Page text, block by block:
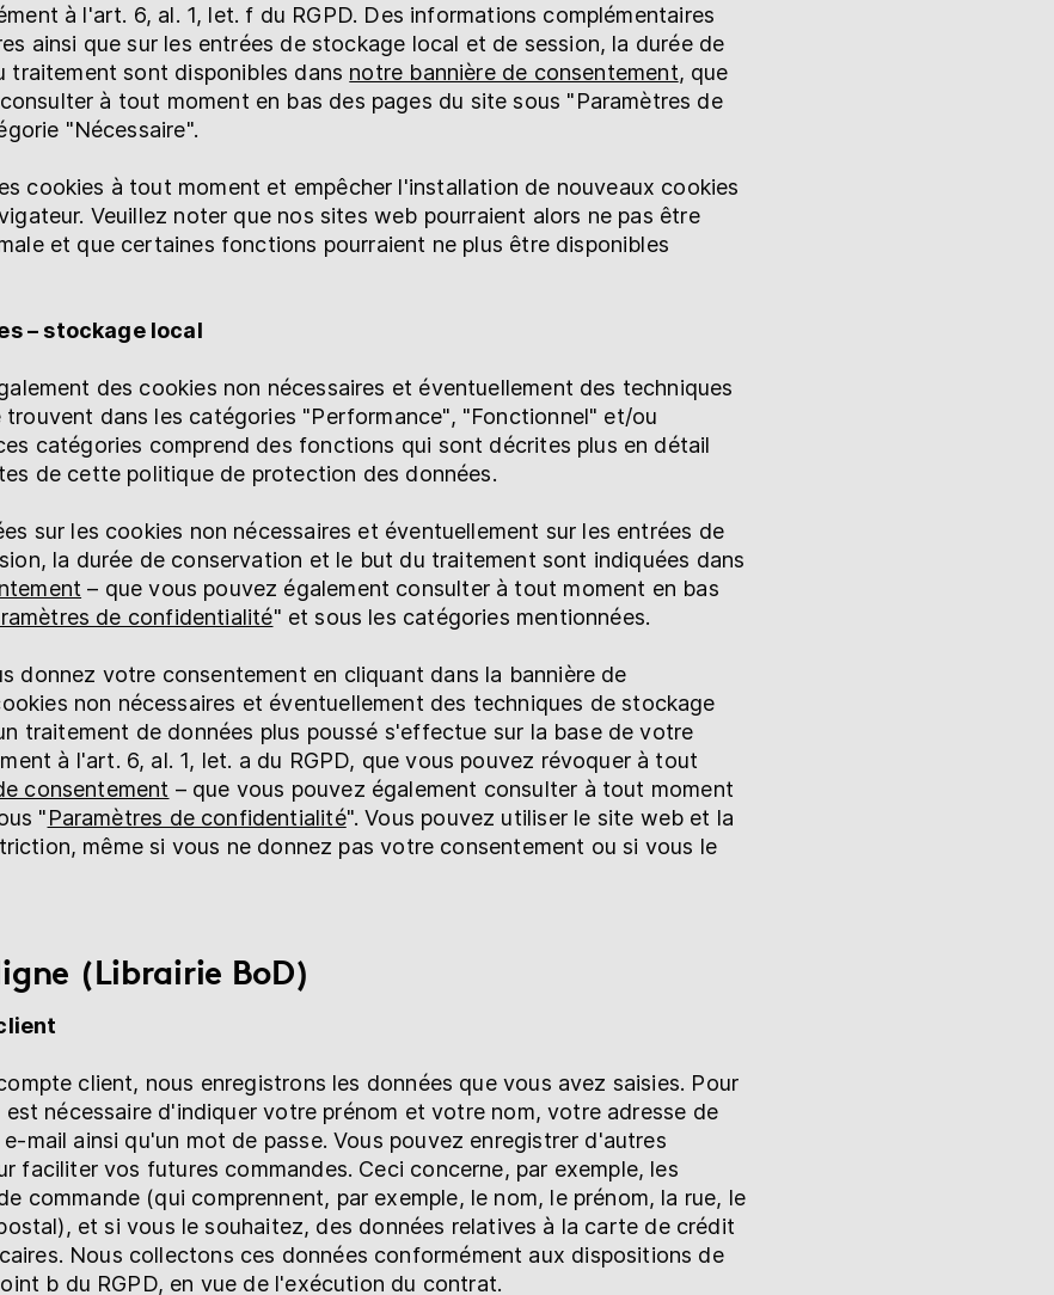
à l'art. 6, al. 1, let. f du RGPD. Des informations complémentaires
ainsi que sur les entrées de stockage local et de session, la durée de
traitement sont disponibles dans notre bannière de consentement, que
à tout moment en bas des pages du site sous "Paramètres de
"Nécessaire".
cookies à tout moment et empêcher l'installation de nouveaux cookies
Veuillez noter que nos sites web pourraient alors ne pas être
et que certaines fonctions pourraient ne plus être disponibles
– stockage local
des cookies non nécessaires et éventuellement des techniques
trouvent dans les catégories "Performance", "Fonctionnel" et/ou
catégories comprend des fonctions qui sont décrites plus en détail
de cette politique de protection des données.
sur les cookies non nécessaires et éventuellement sur les entrées de
la durée de conservation et le but du traitement sont indiquées dans
– que vous pouvez également consulter à tout moment en bas
de confidentialité" et sous les catégories mentionnées.
donnez votre consentement en cliquant dans la bannière de
non nécessaires et éventuellement des techniques de stockage
traitement de données plus poussé s'effectue sur la base de votre
à l'art. 6, al. 1, let. a du RGPD, que vous pouvez révoquer à tout
consentement – que vous pouvez également consulter à tout moment
"Paramètres de confidentialité". Vous pouvez utiliser le site web et la
même si vous ne donnez pas votre consentement ou si vous le
(Librairie BoD)
client, nous enregistrons les données que vous avez saisies. Pour
nécessaire d'indiquer votre prénom et votre nom, votre adresse de
mail ainsi qu'un mot de passe. Vous pouvez enregistrer d'autres
faciliter vos futures commandes. Ceci concerne, par exemple, les
commande (qui comprennent, par exemple, le nom, le prénom, la rue, le
et si vous le souhaitez, des données relatives à la carte de crédit
Nous collectons ces données conformément aux dispositions de
b du RGPD, en vue de l'exécution du contrat.